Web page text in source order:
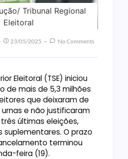
Tribunal Regional
Eleitoral
23/05/2025 No Comments
Eleitoral (TSE) iniciou
de mais de 5,3 milhões
que deixaram de
e não justificaram
últimas eleições,
suplementares. O prazo
terminou
feira (19).